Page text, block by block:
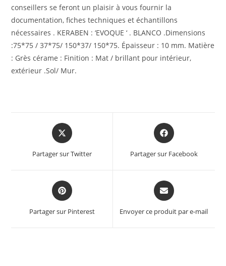
conseillers se feront un plaisir à vous fournir la
documentation, fiches techniques et échantillons
nécessaires . KERABEN : ‘EVOQUE ‘ . BLANCO .Dimensions
:75*75 / 37*75/ 150*37/ 150*75. Épaisseur : 10 mm. Matière
: Grès cérame : Finition : Mat / brillant pour intérieur,
extérieur .Sol/ Mur.
Partager sur Twitter Partager sur Facebook
Partager sur Pinterest Envoyer ce produit par e-mail